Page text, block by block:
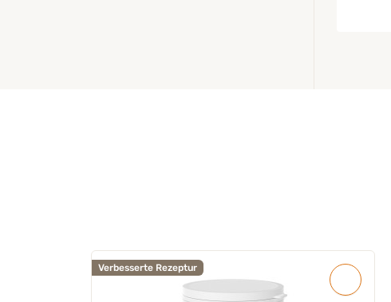
Verbesserte Rezeptur